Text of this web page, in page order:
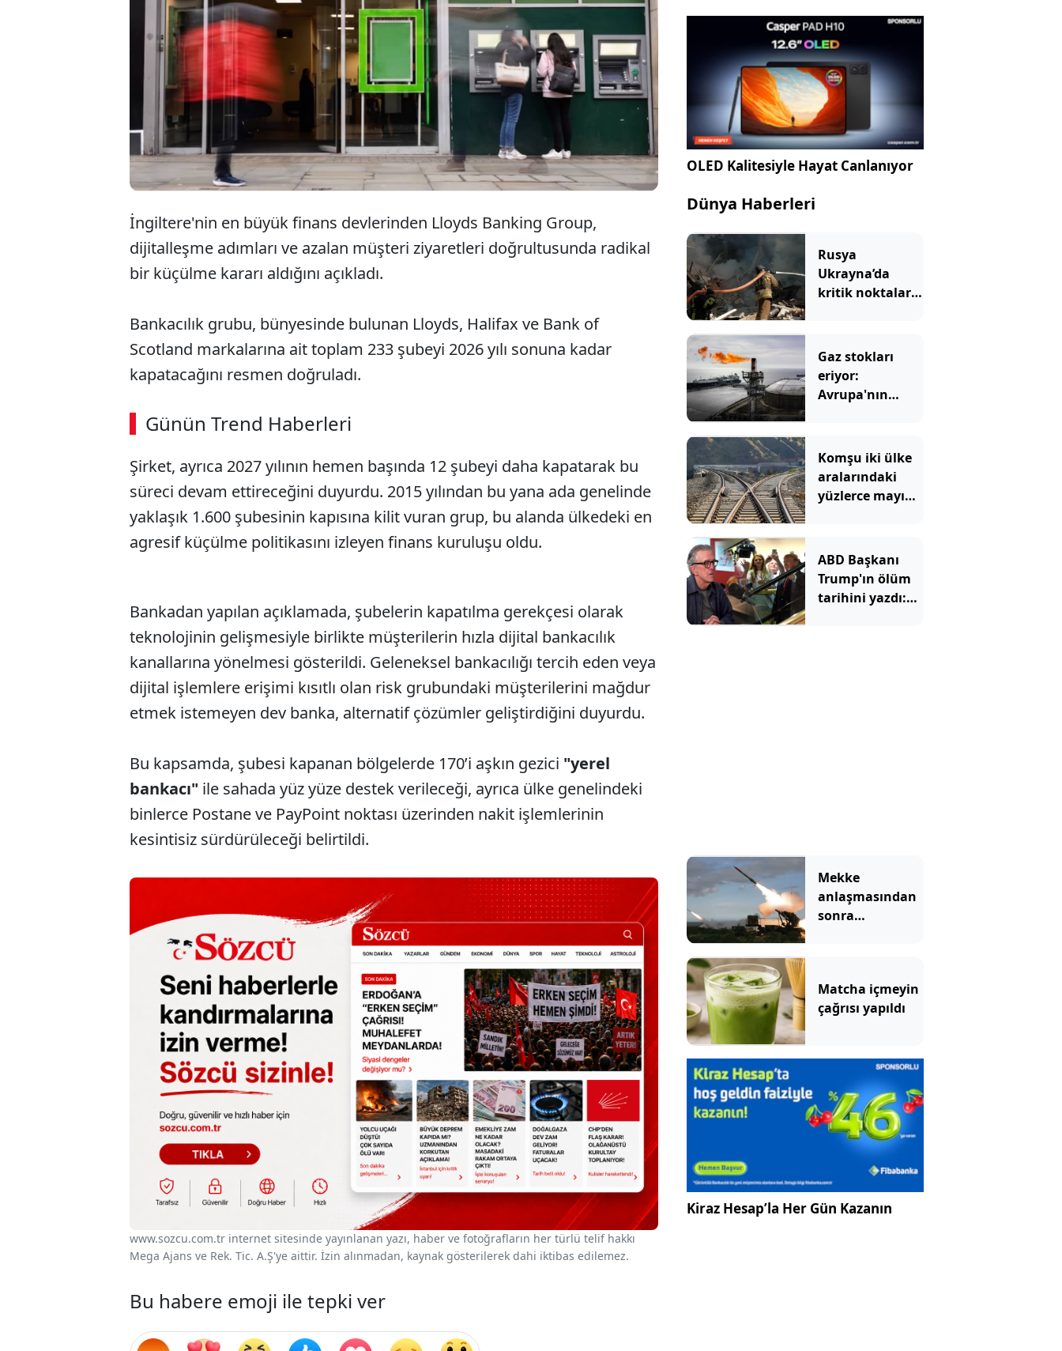
İngiltere merkezli banka devi Lloyds Banking Group,
müşteri azlığı nedeniyle küçülme kararı aldı. Bu
kapsamda banka yıl sonuna kadar 233 şubesini
kapatacak.
İngiltere'nin en büyük finans devlerinden Lloyds Banking Group,
dijitalleşme adımları ve azalan müşteri ziyaretleri doğrultusunda radikal
bir küçülme kararı aldığını açıkladı.
Bankacılık grubu, bünyesinde bulunan Lloyds, Halifax ve Bank of
Scotland markalarına ait toplam 233 şubeyi 2026 yılı sonuna kadar
kapatacağını resmen doğruladı.
Günün Trend Haberleri
Şirket, ayrıca 2027 yılının hemen başında 12 şubeyi daha kapatarak bu
süreci devam ettireceğini duyurdu. 2015 yılından bu yana ada genelinde
yaklaşık 1.600 şubesinin kapısına kilit vuran grup, bu alanda ülkedeki en
agresif küçülme politikasını izleyen finans kuruluşu oldu.
Bankadan yapılan açıklamada, şubelerin kapatılma gerekçesi olarak
teknolojinin gelişmesiyle birlikte müşterilerin hızla dijital bankacılık
kanallarına yönelmesi gösterildi. Geleneksel bankacılığı tercih eden veya
dijital işlemlere erişimi kısıtlı olan risk grubundaki müşterilerini mağdur
etmek istemeyen dev banka, alternatif çözümler geliştirdiğini duyurdu.
Bu kapsamda, şubesi kapanan bölgelerde 170’i aşkın gezici "yerel
bankacı" ile sahada yüz yüze destek verileceği, ayrıca ülke genelindeki
binlerce Postane ve PayPoint noktası üzerinden nakit işlemlerinin
kesintisiz sürdürüleceği belirtildi.
www.sozcu.com.tr internet sitesinde yayınlanan yazı, haber ve fotoğrafların her türlü telif hakkı
Mega Ajans ve Rek. Tic. A.Ş'ye aittir. İzin alınmadan, kaynak gösterilerek dahi iktibas edilemez.
Bu habere emoji ile tepki ver
OLED Kalitesiyle Hayat Canlanıyor
Dünya Haberleri
Rusya
Ukrayna’da
kritik noktaları
Gaz stokları
eriyor:
Avrupa'nın
Komşu iki ülke
aralarındaki
yüzlerce mayına
bağlanacak
ABD Başkanı
Trump'ın ölüm
tarihini yazdı:
Mekke
anlaşmasından
sonra
Matcha içmeyin
çağrısı yapıldı
Kiraz Hesap’la Her Gün Kazanın